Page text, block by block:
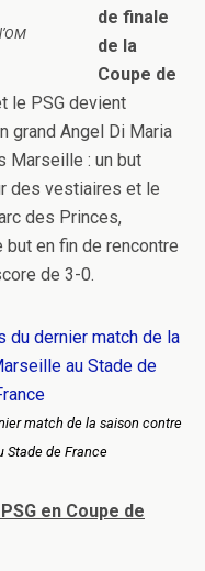
de finale
de la
Coupe de
le PSG devient
grand Angel Di Maria
Marseille : un but
des vestiaires et le
des Princes,
but en fin de rencontre
de 3-0.
match de la saison contre
Stade de France
en Coupe de